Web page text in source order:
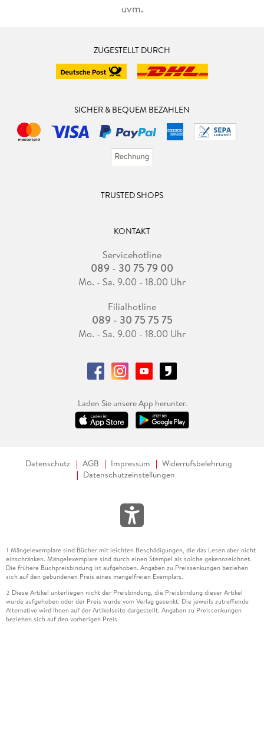
uvm.
ZUGESTELLT DURCH
SICHER & BEQUEM BEZAHLEN
TRUSTED SHOPS
KONTAKT
Servicehotline
089 - 30 75 79 00
Mo. - Sa. 9.00 - 18.00 Uhr
Filialhotline
089 - 30 75 75 75
Mo. - Sa. 9.00 - 18.00 Uhr
Laden Sie unsere App herunter.
Datenschutz AGB Impressum
Widerrufsbelehrung
Datenschutzeinstellungen
1 Mängelexemplare sind Bücher mit leichten Beschädigungen, die das Lesen aber nicht
einschränken. Mängelexemplare sind durch einen Stempel als solche gekennzeichnet.
Die frühere Buchpreisbindung ist aufgehoben. Angaben zu Preissenkungen beziehen
sich auf den gebundenen Preis eines mangelfreien Exemplars.
2 Diese Artikel unterliegen nicht der Preisbindung, die Preisbindung dieser Artikel
wurde aufgehoben oder der Preis wurde vom Verlag gesenkt. Die jeweils zutreffende
Alternative wird Ihnen auf der Artikelseite dargestellt. Angaben zu Preissenkungen
beziehen sich auf den vorherigen Preis.